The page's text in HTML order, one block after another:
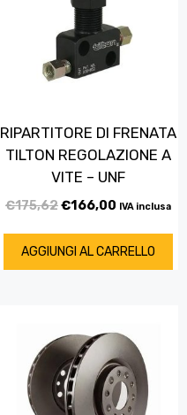
RIPARTITORE DI FRENATA
TILTON REGOLAZIONE A
VITE – UNF
€175,62€166,00 IVA inclusa
AGGIUNGI AL CARRELLO